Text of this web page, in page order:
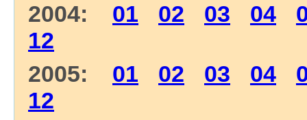
2004: 01 02 03 04
12
2005: 01 02 03 04
12